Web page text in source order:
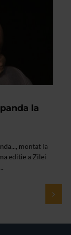
la
montat la
editie a Zilei